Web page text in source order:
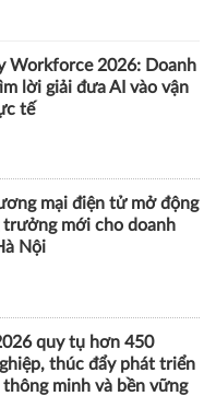
Workforce 2026: Doanh
lời giải đưa AI vào vận
tế
mại điện tử mở động
trưởng mới cho doanh
Nội
quy tụ hơn 450
thúc đẩy phát triển
thông minh và bền vững